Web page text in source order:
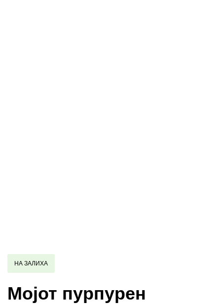
НА ЗАЛИХА
Мојот пурпурен